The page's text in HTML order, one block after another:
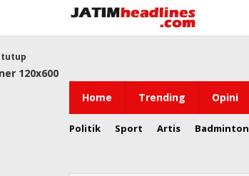
konten
Home Trending Opini
Politik Sport Artis Badminton
tutup